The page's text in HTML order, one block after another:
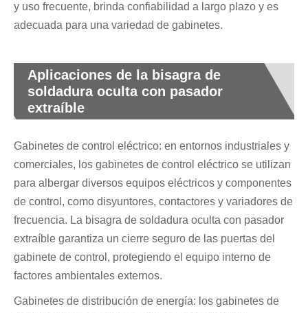
y uso frecuente, brinda confiabilidad a largo plazo y es
adecuada para una variedad de gabinetes.
Aplicaciones de la bisagra de
soldadura oculta con pasador
extraíble
Gabinetes de control eléctrico: en entornos industriales y
comerciales, los gabinetes de control eléctrico se utilizan
para albergar diversos equipos eléctricos y componentes
de control, como disyuntores, contactores y variadores de
frecuencia. La bisagra de soldadura oculta con pasador
extraíble garantiza un cierre seguro de las puertas del
gabinete de control, protegiendo el equipo interno de
factores ambientales externos.
Gabinetes de distribución de energía: los gabinetes de